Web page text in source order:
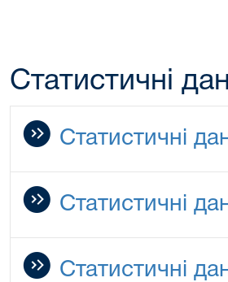
Статистичні
Статистичні
Статистичні
Статистичні